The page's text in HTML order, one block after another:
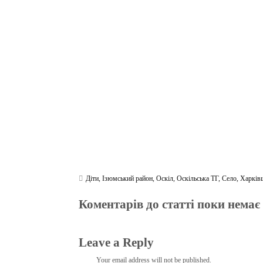
Діти,Ізюмський район,Оскіл,Оскільська ТГ,Село,
Коментарів до статті поки немає
Leave a Reply
Your email address will not be published.